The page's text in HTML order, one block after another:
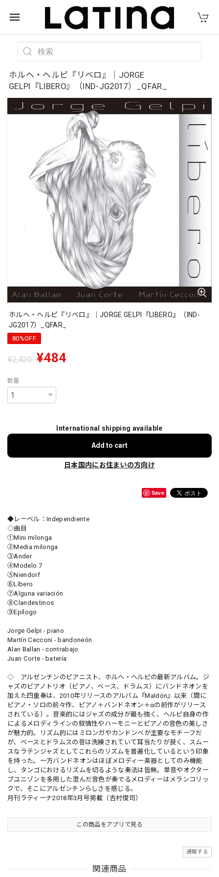
ホルヘ・ヘルピ『リベロ』｜JORGE
GELPI『LIBERO』（IND-JG2017）_QFAR_
ホルヘ・ヘルピ『リベロ』｜JORGE GELPI『LIBERO』（IND-
JG2017）_QFAR_
80%OFF
¥2,420 ¥484
数量
International shipping available
Add to cart
日本国内にお住まいの方向け
Save
◆レーベル：Independiente
◇曲目
①Mini milonga
②Media milonga
③Ander
④Modelo 7
⑤Niendorf
⑥Líbero
⑦Alguna variación
⑧Clandestinos
⑨Epílogo
Jorge Gelpi - piano
Martín Cecconi - bandoneón
Alan Ballan - contrabajo
Juan Corte - batería
◇ アルゼンチンのピアニスト、ホルヘ・ヘルピの最新アルバム。ジ
ャズのピアノトリオ（ピアノ、ベース、ドラムス）にバンドネオンを
加えた四重奏は、2010年リリースのアルバム『Maldón』以来（間に
ピアノ・ソロの前々作、ピアノ＋バンドネオン＋αの前作がリリース
されている）。音楽的にはジャズの成分が最も強く、ヘルピ自身の作
によるメロディラインの叙情性やハーモニーとピアノの音色の美しさ
が魅力的。リズム的にはミロンガやカンドンベが主要なモチーフだ
が、ベースとドラムスの音は洗練されていて耳当たりが良く、スムー
スなラテンジャズとしてこれらのリズムを普遍化しているという印象
を持った。一方バンドネオンはほぼメロディー楽器としてのみ機能
し、タンゴにおけるリズムを切るような奏法は皆無。単音やオクター
ブユニゾンを多用した澄んだ音色が奏でるメロディーはメランコリッ
クで、そこにアルゼンチンらしさを感じる。
月刊ラティーナ2018年3月号掲載（吉村俊司）
この商品をアプリで見る
通報する
関連商品